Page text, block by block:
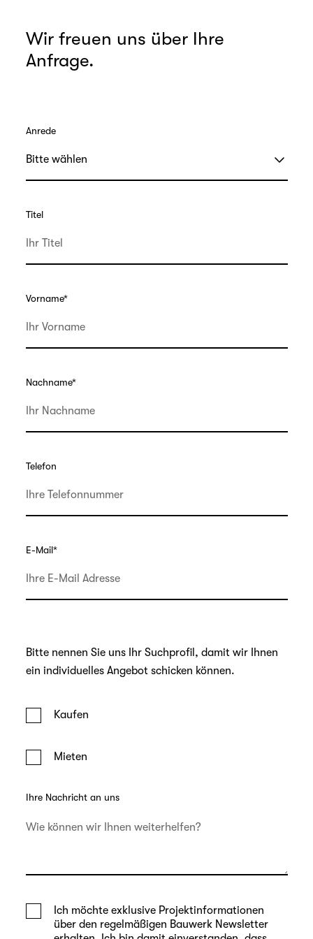
Wir freuen uns über Ihre
Anfrage.
Anrede
Titel
Vorname*
Nachname*
Telefon
E-Mail*
Bitte nennen Sie uns Ihr Suchprofil, damit wir Ihnen
ein individuelles Angebot schicken können.
Kaufen
Mieten
Ihre Nachricht an uns
Ich möchte exklusive Projektinformationen
über den regelmäßigen Bauwerk Newsletter